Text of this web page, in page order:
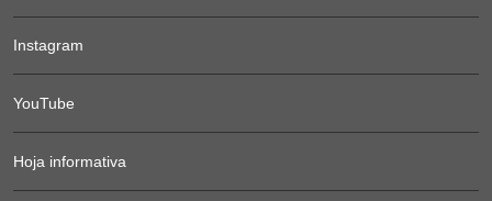
Instagram
YouTube
Hoja informativa